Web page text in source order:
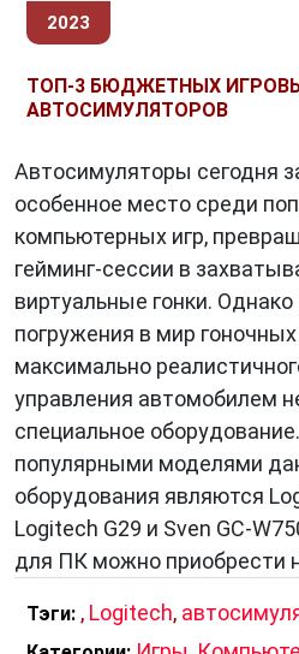
2023
ТОП-3 БЮДЖЕТНЫХ
АВТОСИМУЛЯТОРОВ
Автосимуляторы сегодня
особенное место среди
компьютерных игр,
гейминг-сессии в
виртуальные гонки.
погружения в мир
максимально
управления автомобилем
специальное
популярными моделями
оборудования являются
Logitech G29 и Sven GC-
для ПК можно приобрести
Тэги: , Logitech,